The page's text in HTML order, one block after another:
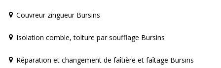
Couvreur zingueur Bursins
Isolation comble, toiture par soufflage Bursins
Réparation et changement de faîtière et faîtage Bursins